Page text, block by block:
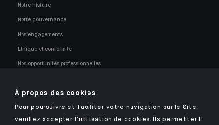
Notre histoire
Notre gouvernance
Nos engagements
Ethique et conformité
Nos opportunités professionnelles
À propos des cookies
Pour poursuivre et faciliter votre navigation sur le Site,
veuillez accepter l’utilisation de cookies. Ils permettent